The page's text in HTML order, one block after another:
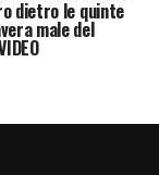
dietro le quinte
male del